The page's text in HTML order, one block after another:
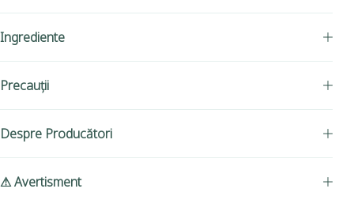
Ingrediente
Precauții
Despre Producători
⚠ Avertisment